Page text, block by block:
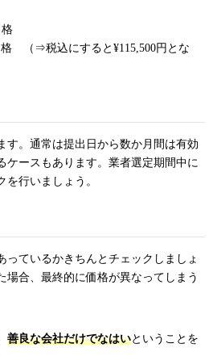
（⇒税込にすると¥115,500円とな
す。通常は提出日から数か月間は有効
ケースもあります。業者選定期間中に
行いましょう。
っているかきちんとチェックしましょ
場合、最終的に価格が異なってしまう
善良な会社だけでなはいということを